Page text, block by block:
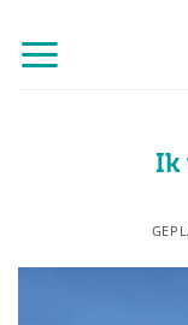
naar
inhoud
Ik